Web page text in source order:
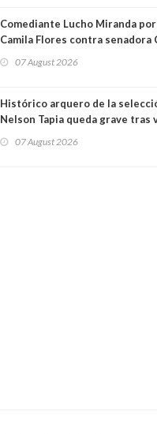
Comediante Lucho Miranda
Camila Flores contra senadora
forma de quitar dignidad"
07 August 2026
Histórico arquero de la
Nelson Tapia queda grave tras
07 August 2026